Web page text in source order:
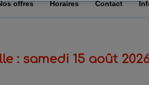
offres Horaires Contact
: samedi 15 août